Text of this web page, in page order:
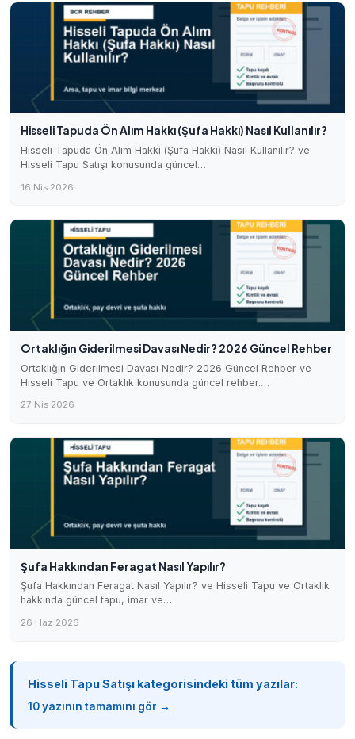
Hisseli Tapuda Ön Alım Hakkı (Şufa Hakkı) Nasıl Kullanılır?
Hisseli Tapuda Ön Alım Hakkı (Şufa Hakkı) Nasıl Kullanılır? ve
Hisseli Tapu Satışı konusunda güncel…
16 Nis 2026
Ortaklığın Giderilmesi Davası Nedir? 2026 Güncel Rehber
Ortaklığın Giderilmesi Davası Nedir? 2026 Güncel Rehber ve
Hisseli Tapu ve Ortaklık konusunda güncel rehber.…
27 Nis 2026
Şufa Hakkından Feragat Nasıl Yapılır?
Şufa Hakkından Feragat Nasıl Yapılır? ve Hisseli Tapu ve Ortaklık
hakkında güncel tapu, imar ve…
26 Haz 2026
Hisseli Tapu Satışı kategorisindeki tüm yazılar:
10 yazının tamamını gör →